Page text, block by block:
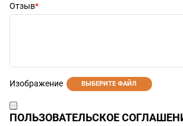
Отзыв
Изображение ВЫБЕРИТЕ ФАЙЛ
ПОЛЬЗОВАТЕЛЬСКОЕ